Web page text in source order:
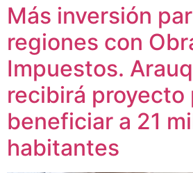
Más inversión
regiones con
Impuestos.
recibirá proyecto
beneficiar a 21
habitantes